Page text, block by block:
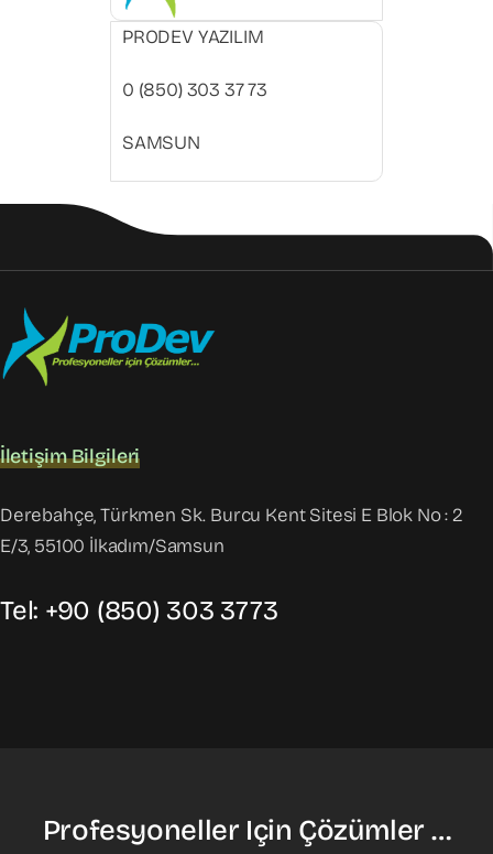
PRODEV YAZILIM
0 (850) 303 37 73
SAMSUN
İletişim Bilgileri
Derebahçe, Türkmen Sk. Burcu Kent Sitesi E Blok No : 2
E/3, 55100 İlkadım/Samsun
Tel: +90 (850) 303 3773
Profesyoneller Için Çözümler …